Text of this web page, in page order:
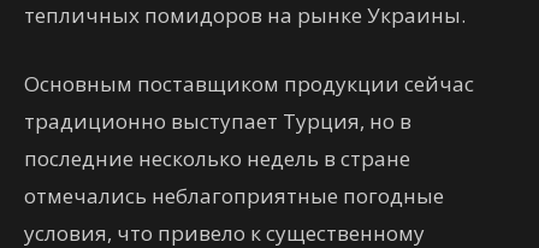
тепличных помидоров на рынке Украины.
Основным поставщиком продукции сейчас
традиционно выступает Турция, но в
последние несколько недель в стране
отмечались неблагоприятные погодные
условия, что привело к существенному